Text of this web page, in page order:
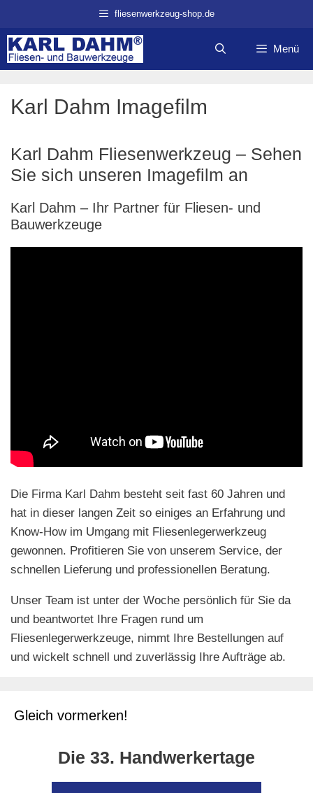
springen
fliesenwerkzeug-shop.de
Menü
Karl Dahm Imagefilm
Karl Dahm Fliesenwerkzeug – Sehen
Sie sich unseren Imagefilm an
Karl Dahm – Ihr Partner für Fliesen- und
Bauwerkzeuge
Die Firma Karl Dahm besteht seit fast 60 Jahren und
hat in dieser langen Zeit so einiges an Erfahrung und
Know-How im Umgang mit Fliesenlegerwerkzeug
gewonnen. Profitieren Sie von unserem Service, der
schnellen Lieferung und professionellen Beratung.
Unser Team ist unter der Woche persönlich für Sie da
und beantwortet Ihre Fragen rund um
Fliesenlegerwerkzeuge, nimmt Ihre Bestellungen auf
und wickelt schnell und zuverlässig Ihre Aufträge ab.
Gleich vormerken!
Die 33. Handwerkertage